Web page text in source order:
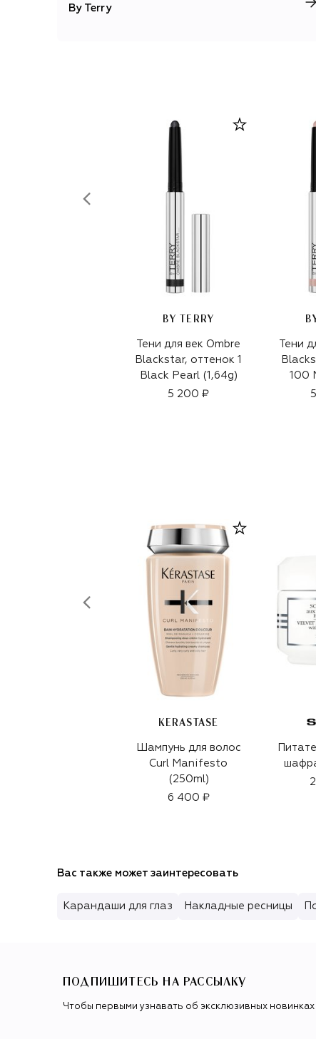
By Terry
BY TERRY
Тени для век Ombre
Blackstar, оттенок 1
Black Pearl (1,64g)
5 200 ₽
Тени
100
KERASTASE
Шампунь для волос
Curl Manifesto
(250ml)
6 400 ₽
Вас также может заинтересовать
Карандаши для глаз Накладные ресницы
ПОДПИШИТЕСЬ НА РАССЫЛКУ
Чтобы первыми узнавать об эксклюзивных